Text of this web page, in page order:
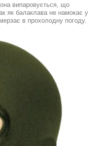
випаровується, що
як балаклава не намокає у
в прохолодну погоду.